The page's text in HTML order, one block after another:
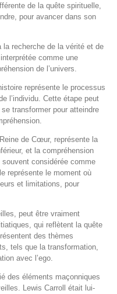
de la quête spirituelle,
pour avancer dans son
recherche de la vérité et de
comme une
de l’univers.
représente le processus
l’individu. Cette étape peut
transformer pour atteindre
de Cœur, représente la
et la compréhension
considérée comme
représente le moment où
et limitations, pour
peut être vraiment
qui reflètent la quête
des thèmes
tels que la transformation,
avec l’ego.
des éléments maçonniques
Lewis Carroll était lui-